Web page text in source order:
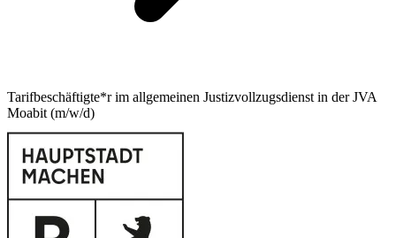
Tarifbeschäftigte*r im allgemeinen Justizvollzugsdienst in der JVA
Moabit (m/w/d)